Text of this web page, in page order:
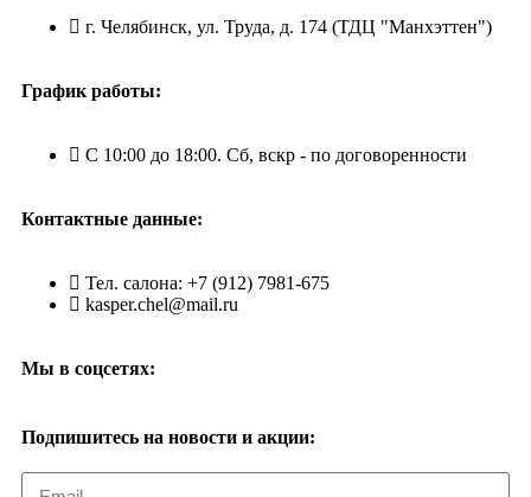
г. Челябинск, ул. Труда, д. 174 (ТДЦ "Манхэттен")
График работы:
С 10:00 до 18:00. Сб, вскр - по договоренности
Контактные данные:
Тел. салона: +7 (912) 7981-675
kasper.chel@mail.ru
Мы в соцсетях:
Подпишитесь на новости и акции: